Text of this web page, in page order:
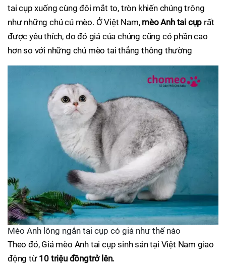
tai cụp xuống cùng đôi mắt to, tròn khiến chúng trông
như những chú cú mèo. Ở Việt Nam, mèo Anh tai cụp rất
được yêu thích, do đó giá của chúng cũng có phần cao
hơn so với những chú mèo tai thẳng thông thường
Mèo Anh lông ngắn tai cụp có giá như thế nào
Theo đó, Giá mèo Anh tai cụp sinh sản tại Việt Nam giao
động từ 10 triệu đồngtrở lên.